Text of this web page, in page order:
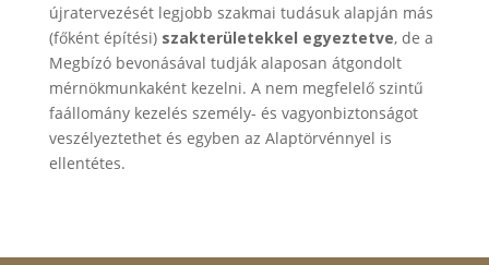
újratervezését legjobb szakmai tudásuk alapján más
(főként építési) szakterületekkel egyeztetve, de a
Megbízó bevonásával tudják alaposan átgondolt
mérnökmunkaként kezelni. A nem megfelelő szintű
faállomány kezelés személy- és vagyonbiztonságot
veszélyeztethet és egyben az Alaptörvénnyel is
ellentétes.